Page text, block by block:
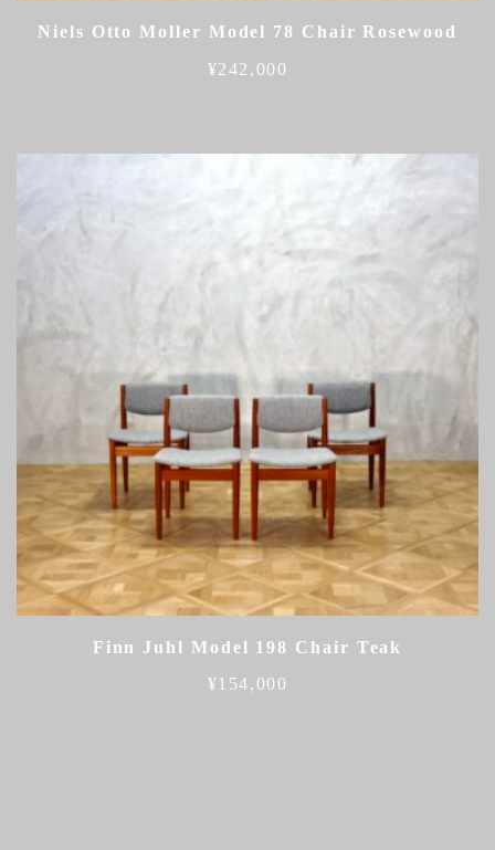
Niels Otto Moller Model 78 Chair Rosewood
¥242,000
Finn Juhl Model 198 Chair Teak
¥154,000